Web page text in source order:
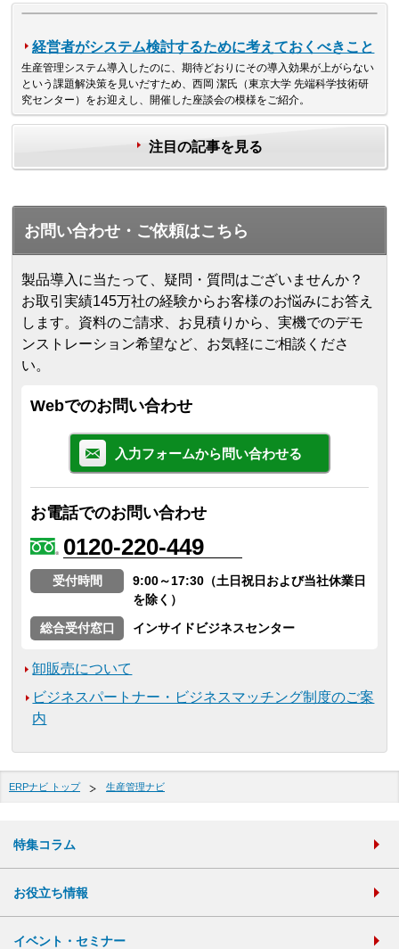
経営者がシステム検討するために考えておくべきこと
生産管理システム導入したのに、期待どおりにその導入効果が上がらない
という課題解決策を見いだすため、西岡 潔氏（東京大学 先端科学技術研
究センター）をお迎えし、開催した座談会の模様をご紹介。
注目の記事を見る
お問い合わせ・ご依頼はこちら
製品導入に当たって、疑問・質問はございませんか？
お取引実績145万社の経験からお客様のお悩みにお答え
します。 資料のご請求、お見積りから、実機でのデモ
ンストレーション希望など、お気軽にご相談くださ
い。
Webでのお問い合わせ
入力フォームから問い合わせる
お電話でのお問い合わせ
0120-220-449
受付時間
9:00～17:30（土日祝日および当社休業日
を除く）
総合受付窓口
インサイドビジネスセンター
卸販売について
ビジネスパートナー・ビジネスマッチング制度のご案
内
ERPナビ トップ 生産管理ナビ
特集コラム
お役立ち情報
イベント・セミナー